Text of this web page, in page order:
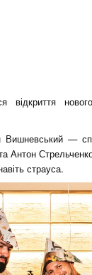
відкриття
—
Антон
страуса.